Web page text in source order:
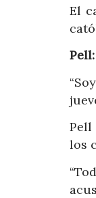
El
Pell
los